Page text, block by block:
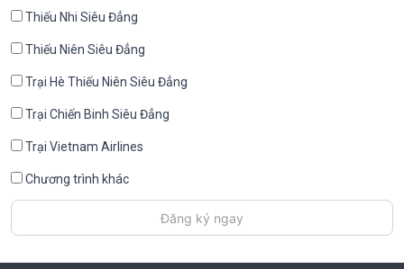
Thiếu Nhi Siêu Đẳng
Thiếu Niên Siêu Đẳng
Trại Hè Thiếu Niên Siêu Đẳng
Trại Chiến Binh Siêu Đẳng
Trại Vietnam Airlines
Chương trình khác